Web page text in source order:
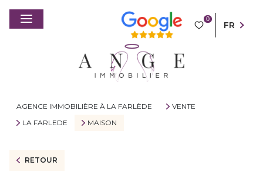
0
FR
AGENCE IMMOBILIÈRE À LA FARLÈDE
VENTE
LA FARLEDE
MAISON
RETOUR